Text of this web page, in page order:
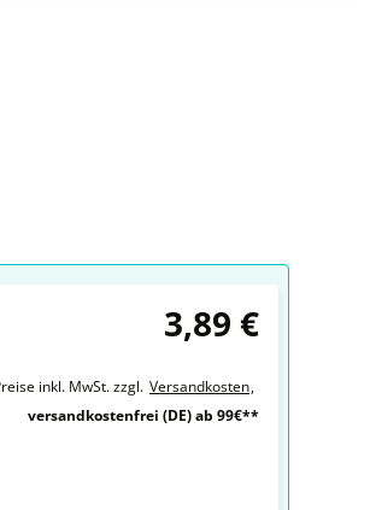
3,89 €
inkl. MwSt. zzgl. Versandkosten,
versandkostenfrei (DE) ab 99€**